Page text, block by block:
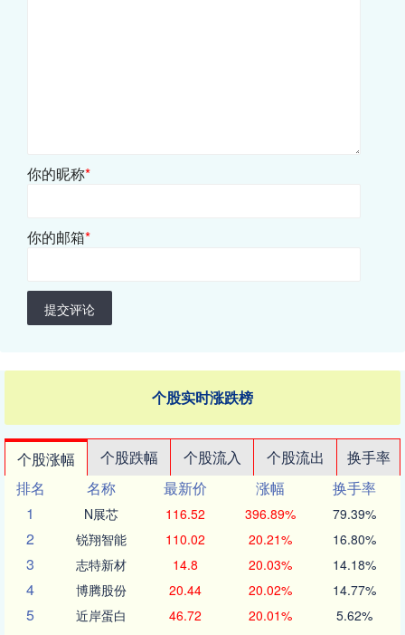
你的昵称*
你的邮箱*
提交评论
个股实时涨跌榜
个股涨幅 个股跌幅 个股流入 个股流出
换手率
排名
名称 最新价 涨幅
换手率
1
N展芯 116.52 396.89% 79.39%
2 锐翔智能 110.02 20.21% 16.80%
3 志特新材 14.8 20.03% 14.18%
4 博腾股份 20.44 20.02% 14.77%
5 近岸蛋白 46.72 20.01% 5.62%